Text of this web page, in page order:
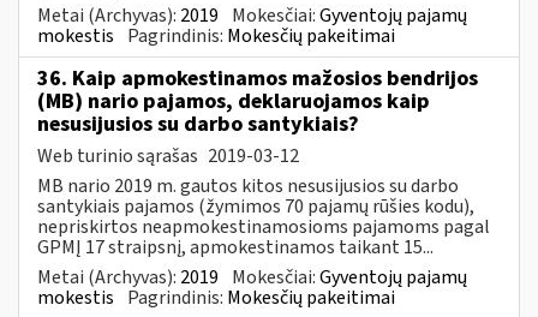
Metai (Archyvas): 2019 Mokesčiai:Gyventojų pajamų
mokestis Pagrindinis: Mokesčių pakeitimai
36. Kaip apmokestinamos mažosios bendrijos
(MB) nario pajamos, deklaruojamos kaip
nesusijusios su darbo santykiais?
Web turinio sąrašas 2019-03-12
MB nario 2019 m. gautos kitos nesusijusios su darbo
santykiais pajamos (žymimos 70 pajamų rūšies kodu),
nepriskirtos neapmokestinamosioms pajamoms pagal
GPMĮ 17 straipsnį, apmokestinamos taikant 15...
Metai (Archyvas): 2019 Mokesčiai:Gyventojų pajamų
mokestis Pagrindinis: Mokesčių pakeitimai